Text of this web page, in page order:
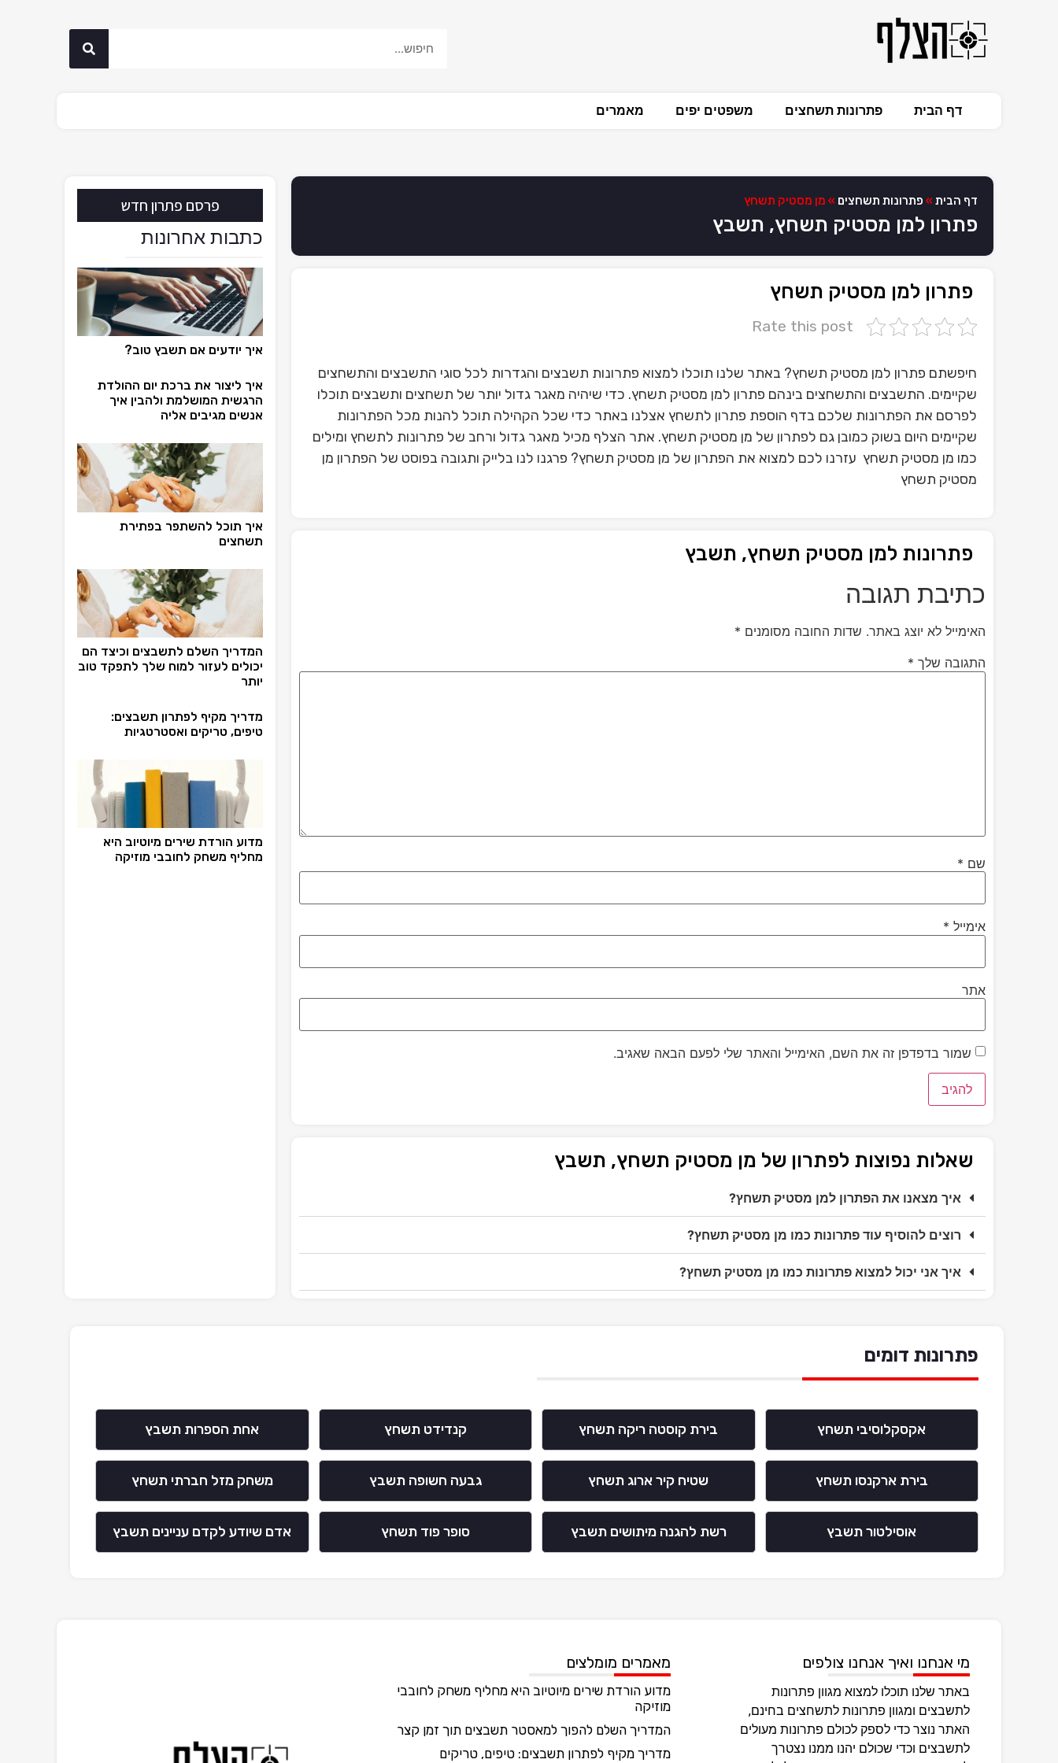
דף הבית פתרונות תשחצים משפטים יפים מאמרים
דף הבית » פתרונות תשחצים » מן מסטיק תשחץ
פתרון למן מסטיק תשחץ, תשבץ
פתרון למן מסטיק תשחץ
Rate this post
חיפשתם פתרון למן מסטיק תשחץ? באתר שלנו תוכלו למצוא פתרונות תשבצים והגדרות לכל סוגי התשבצים והתשחצים
שקיימים. התשבצים והתשחצים בינהם פתרון למן מסטיק תשחץ. כדי שיהיה מאגר גדול יותר של תשחצים ותשבצים תוכלו
לפרסם את הפתרונות שלכם בדף הוספת פתרון לתשחץ אצלנו באתר כדי שכל הקהילה תוכל להנות מכל הפתרונות
שקיימים היום בשוק כמובן גם לפתרון של מן מסטיק תשחץ. אתר הצלף מכיל מאגר גדול ורחב של פתרונות לתשחץ ומילים
כמו מן מסטיק תשחץ עזרנו לכם למצוא את הפתרון של מן מסטיק תשחץ? פרגנו לנו בלייק ותגובה בפוסט של הפתרון מן
מסטיק תשחץ
פתרונות למן מסטיק תשחץ, תשבץ
כתיבת תגובה
האימייל לא יוצג באתר. שדות החובה מסומנים *
התגובה שלך *
שם *
אימייל *
אתר
שמור בדפדפן זה את השם, האימייל והאתר שלי לפעם הבאה שאגיב.
שאלות נפוצות לפתרון של מן מסטיק תשחץ, תשבץ
איך מצאנו את הפתרון למן מסטיק תשחץ?
רוצים להוסיף עוד פתרונות כמו מן מסטיק תשחץ?
איך אני יכול למצוא פתרונות כמו מן מסטיק תשחץ?
פרסם פתרון חדש
כתבות אחרונות
איך יודעים אם תשבץ טוב?
איך ליצור את ברכת יום ההולדת
הרגשית המושלמת ולהבין איך
אנשים מגיבים אליה
איך תוכל להשתפר בפתירת
תשחצים
המדריך השלם לתשבצים וכיצד הם
יכולים לעזור למוח שלך לתפקד טוב
יותר
מדריך מקיף לפתרון תשבצים:
טיפים, טריקים ואסטרטגיות
מדוע הורדת שירים מיוטיוב היא
מחליף משחק לחובבי מוזיקה
פתרונות דומים
אקסקלוסיבי תשחץ בירת קוסטה ריקה תשחץ קנדידט תשחץ אחת הספרות תשבץ
בירת ארקנסו תשחץ שטיח קיר ארוג תשחץ גבעה חשופה תשבץ משחק מזל חברתי תשחץ
אוסילטור תשבץ רשת להגנה מיתושים תשבץ סופר פוד תשחץ אדם שיודע לקדם עניינים תשבץ
מי אנחנו ואיך אנחנו צולפים
באתר שלנו תוכלו למצוא מגוון פתרונות
לתשבצים ומגוון פתרונות לתשחצים בחינם,
האתר נוצר כדי לספק לכולם פתרונות מעולים
לתשבצים וכדי שכולם יהנו ממנו נצטרך
מאמרים מומלצים
מדוע הורדת שירים מיוטיוב היא מחליף משחק לחובבי
מוזיקה
המדריך השלם להפוך למאסטר תשבצים תוך זמן קצר
מדריך מקיף לפתרון תשבצים: טיפים, טריקים